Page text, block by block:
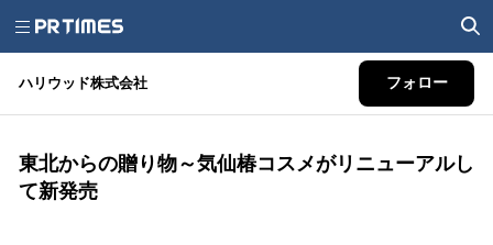
ハリウッド株式会社 フォロー
東北からの贈り物～気仙椿コスメがリニューアルし
て新発売